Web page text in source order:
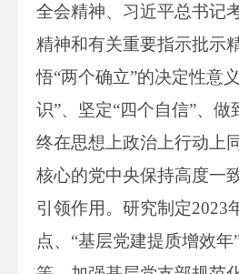
全会精神、习近平总书记
精神和有关重要指示批示
悟“两个确立”的决定性意
识”、坚定“四个自信”、做
终在思想上政治上行动上
核心的党中央保持高度一
引领作用。研究制定2023
点、“基层党建提质增效